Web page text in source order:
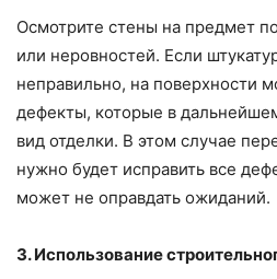
Осмотрите стены на предмет
или неровностей. Если
неправильно, на поверхности
дефекты, которые в
вид отделки. В этом случае
нужно будет исправить все
может не оправдать ожиданий.
3. Использование